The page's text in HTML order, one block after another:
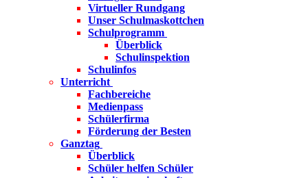
Virtueller Rundgang
Unser Schulmaskottchen
Schulprogramm
Überblick
Schulinspektion
Schulinfos
Unterricht
Fachbereiche
Medienpass
Schülerfirma
Förderung der Besten
Ganztag
Überblick
Schüler helfen Schüler